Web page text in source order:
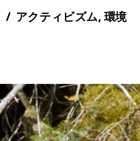
/ アクティビズム,環境